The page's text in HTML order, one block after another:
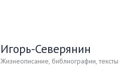
Игорь-Северянин
Жизнеописание, библиографии, тексты